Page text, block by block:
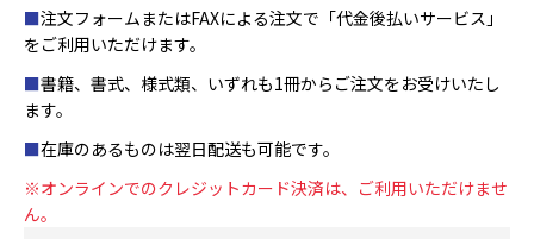
■注文フォームまたはFAXによる注文で「代金後払いサービス」
をご利用いただけます。
■書籍、書式、様式類、いずれも1冊からご注文をお受けいたし
ます。
■在庫のあるものは翌日配送も可能です。
※オンラインでのクレジットカード決済は、ご利用いただけませ
ん。